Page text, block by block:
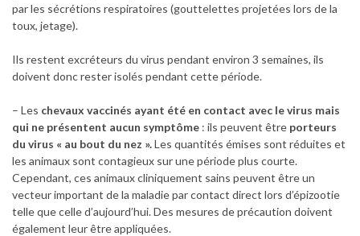
par les sécrétions respiratoires (gouttelettes projetées lors de la
toux, jetage).
Ils restent excréteurs du virus pendant environ 3 semaines, ils
doivent donc rester isolés pendant cette période.
– Les chevaux vaccinés ayant été en contact avec le virus mais
qui ne présentent aucun symptôme : ils peuvent être porteurs
du virus « au bout du nez ».Les quantités émises sont réduites et
les animaux sont contagieux sur une période plus courte.
Cependant, ces animaux cliniquement sains peuvent être un
vecteur important de la maladie par contact direct lors d’épizootie
telle que celle d’aujourd’hui. Des mesures de précaution doivent
également leur être appliquées.